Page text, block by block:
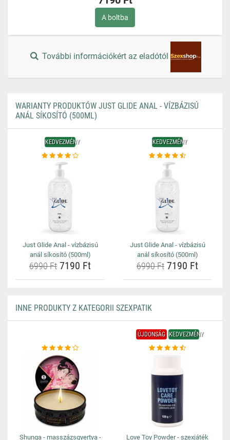
A boltba
További információkért az eladótól
WARIANTY PRODUKTÓW JUST GLIDE ANAL - VÍZBÁZISÚ
ANÁL SÍKOSÍTÓ (500ML)
KEDVEZMÉNY
Just Glide Anal - vízbázisú
anál síkosító (500ml)
6990 Ft 7190 Ft
KEDVEZMÉNY
Just Glide Anal - vízbázisú
anál síkosító (500ml)
6990 Ft 7190 Ft
INNE PRODUKTY Z KATEGORII SZEXPATIK
Shunga - masszázsgyertya -
ÚJDONSÁG KEDVEZMÉNY
Love Toy Powder - szexjáték